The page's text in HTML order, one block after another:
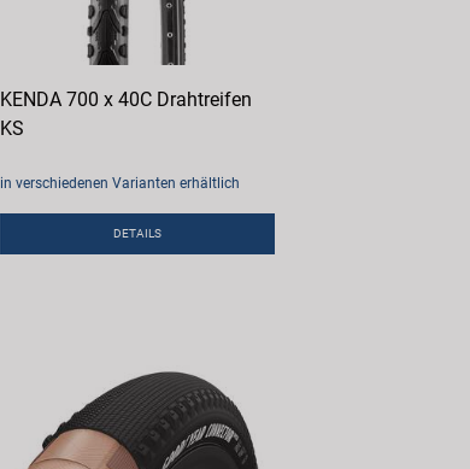
KENDA 700 x 40C Drahtreifen
KS
in verschiedenen Varianten erhältlich
DETAILS